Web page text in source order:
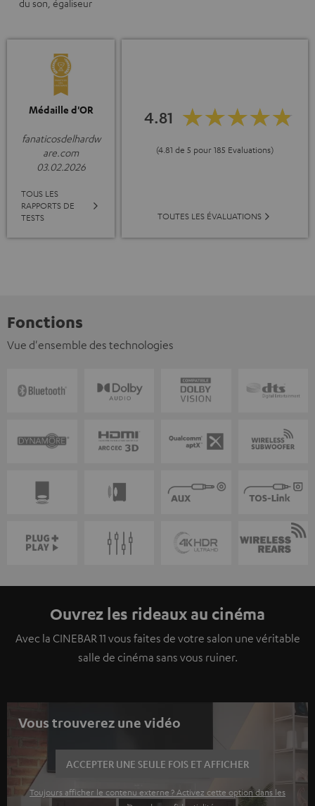
du son, égaliseur
Médaille d'OR
fanaticosdelhardw
are.com
03.02.2026
TOUS LES
RAPPORTS DE
TESTS
4.81
(4.81 de 5 pour 185 Evaluations)
TOUTES LES ÉVALUATIONS
Fonctions
Vue d'ensemble des technologies
Ouvrez les rideaux au cinéma
Avec la CINEBAR 11 vous faites de votre salon une véritable
salle de cinéma sans vous ruiner.
Vous trouverez une vidéo
ACCEPTER UNE SEULE FOIS ET AFFICHER
Toujours afficher le contenu externe ? Activez cette option dans les